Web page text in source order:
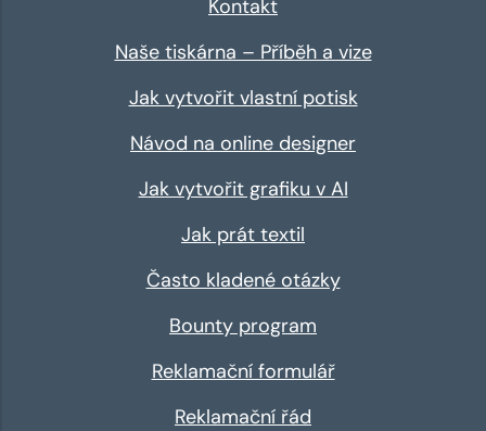
Kontakt
Naše tiskárna – Příběh a vize
Jak vytvořit vlastní potisk
Návod na online designer
Jak vytvořit grafiku v AI
Jak prát textil
Často kladené otázky
Bounty program
Reklamační formulář
Reklamační řád